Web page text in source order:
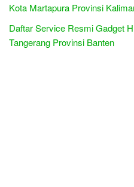
Kota Martapura Provinsi
Daftar Service Resmi Gadget
Tangerang Provinsi Banten